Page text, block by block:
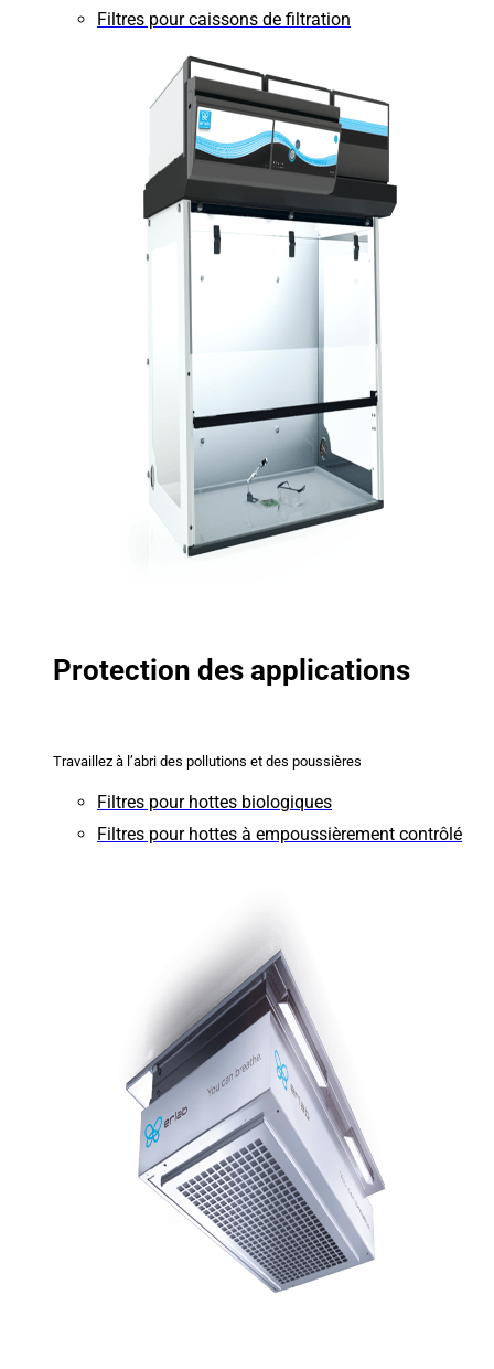
Filtres pour caissons de filtration
Protection des applications
Travaillez à l’abri des pollutions et des poussières
Filtres pour hottes biologiques
Filtres pour hottes à empoussièrement contrôlé